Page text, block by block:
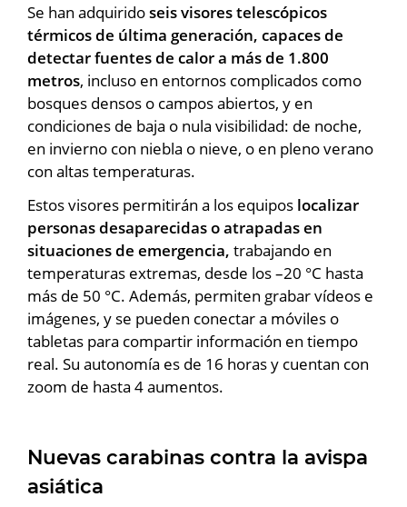
Se han adquiridoseis visores telescópicos
térmicos de última generación, capaces de
detectar fuentes de calor a más de 1.800
metros, incluso en entornos complicados como
bosques densos o campos abiertos, y en
condiciones de baja o nula visibilidad: de noche,
en invierno con niebla o nieve, o en pleno verano
con altas temperaturas.
Estos visores permitirán a los equipos localizar
personas desaparecidas o atrapadas en
situaciones de emergencia, trabajando en
temperaturas extremas, desde los –20 °C hasta
más de 50 °C. Además, permiten grabar vídeos e
imágenes, y se pueden conectar a móviles o
tabletas para compartir información en tiempo
real. Su autonomía es de 16 horas y cuentan con
zoom de hasta 4 aumentos.
Nuevas carabinas contra la avispa
asiática